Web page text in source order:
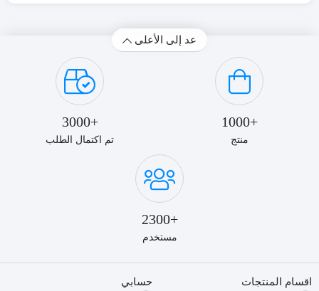
عد إلى الأعلى
+1000
منتج
+3000
تم اكتمال الطلب
+2300
مستخدم
اقسام المنتجات
حسابي